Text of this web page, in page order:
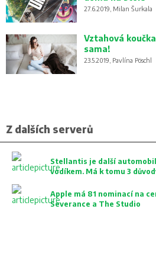
27.6.2019, Milan Šurkala
Vztahová
sama!
23.5.2019, Pavlína Pöschl
Z dalších serverů
Stellantis je další
vodíkem. Má k tomu 3
Apple má 81 nominací na
Severance a The Studio